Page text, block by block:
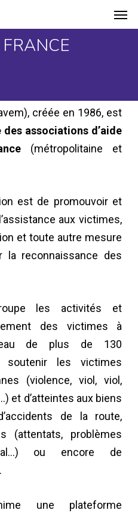
créée en 1986, est
associations d’aide
(métropolitaine et
est de promouvoir et
aux victimes,
et toute autre mesure
la reconnaissance des
les activités et
des victimes à
de plus de 130
soutenir les victimes
(violence, viol, viol,
et d’atteintes aux biens
de la route,
(attentats, problèmes
ou encore de
une plateforme